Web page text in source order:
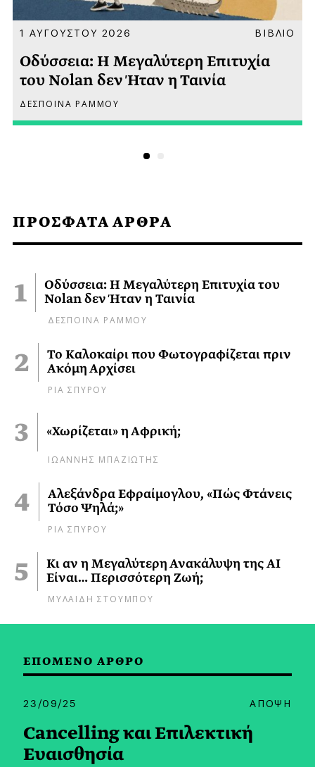
ΠΡΟΣΦΑΤΑ ΑΡΘΡΑ
Οδύσσεια: Η Μεγαλύτερη Επιτυχία του
Nolan δεν Ήταν η Ταινία
ΔΕΣΠΟΙΝΑ ΡΑΜΜΟΥ
Το Καλοκαίρι που Φωτογραφίζεται πριν
Ακόμη Αρχίσει
ΡΙΑ ΣΠΥΡΟΥ
«Χωρίζεται» η Αφρική;
ΙΩΑΝΝΗΣ ΜΠΑΖΙΩΤΗΣ
Αλεξάνδρα Εφραίμογλου, «Πώς Φτάνεις
Τόσο Ψηλά;»
ΡΙΑ ΣΠΥΡΟΥ
Κι αν η Μεγαλύτερη Ανακάλυψη της AI
Είναι… Περισσότερη Ζωή;
ΜΥΛΑΙΔΗ ΣΤΟΥΜΠΟΥ
1 ΑΥΓΟΥΣΤΟΥ 2026 ΒΙΒΛΙΟ
Οδύσσεια: Η Μεγαλύτερη Επιτυχία
του Nolan δεν Ήταν η Ταινία
ΔΕΣΠΟΙΝΑ ΡΑΜΜΟΥ
ΕΠΟΜΕΝΟ ΑΡΘΡΟ
23/09/25 ΑΠΟΨΗ
Cancelling και Επιλεκτική
Ευαισθησία